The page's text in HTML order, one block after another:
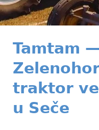
Tamtam
traktor
u Seče